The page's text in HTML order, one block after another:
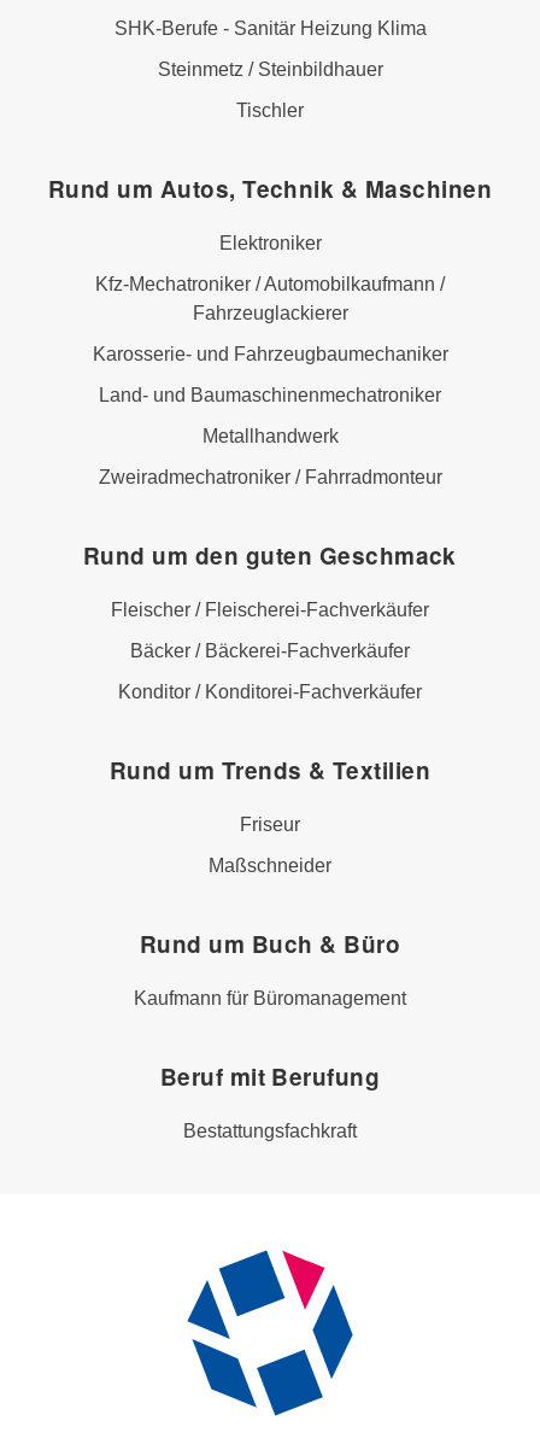
SHK-Berufe - Sanitär Heizung Klima
Steinmetz / Steinbildhauer
Tischler
Rund um Autos, Technik & Maschinen
Elektroniker
Kfz-Mechatroniker / Automobilkaufmann /
Fahrzeuglackierer
Karosserie- und Fahrzeugbaumechaniker
Land- und Baumaschinenmechatroniker
Metallhandwerk
Zweiradmechatroniker / Fahrradmonteur
Rund um den guten Geschmack
Fleischer / Fleischerei-Fachverkäufer
Bäcker / Bäckerei-Fachverkäufer
Konditor / Konditorei-Fachverkäufer
Rund um Trends & Textilien
Friseur
Maßschneider
Rund um Buch & Büro
Kaufmann für Büromanagement
Beruf mit Berufung
Bestattungsfachkraft